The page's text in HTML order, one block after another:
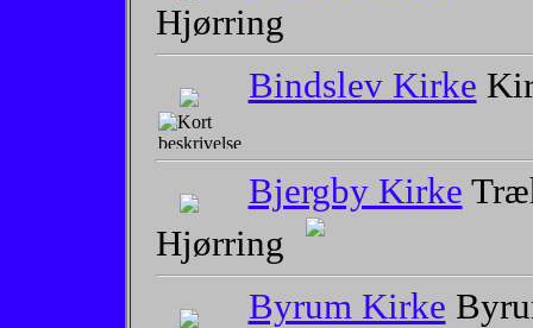
Hjørring
Bindslev Kirke
Bjergby Kirke
Hjørring
Byrum Kirke